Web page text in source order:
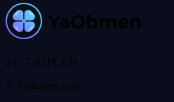
24 / 7 (UTC+3)
© Yaobmen.cash